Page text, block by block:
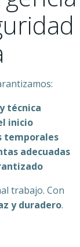
técnica
inicio
temporales
adecuadas
trabajo. Con
y duradero.